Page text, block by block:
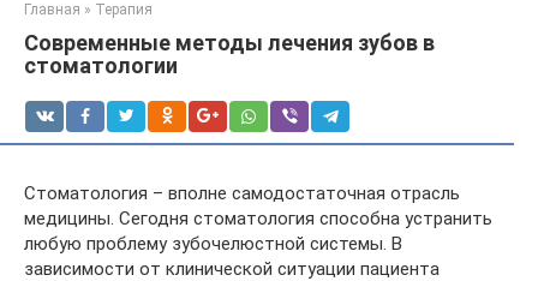
Главная » Терапия
Современные методы лечения зубов в
стоматологии
Стоматология – вполне самодостаточная отрасль
медицины. Сегодня стоматология способна устранить
любую проблему зубочелюстной системы. В
зависимости от клинической ситуации пациента